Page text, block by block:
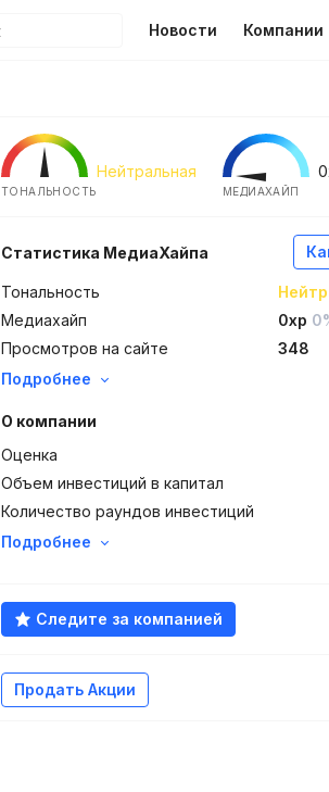
Новости Компании
Нейтральная
ТОНАЛЬНОСТЬ
0
МЕДИАХАЙП
Статистика МедиаХайпа
Тональность
Медиахайп
0xp
Просмотров на сайте
348
Подробнее
О компании
Оценка
Объем инвестиций в капитал
Количество раундов инвестиций
Подробнее
Следите за компанией
Продать Акции